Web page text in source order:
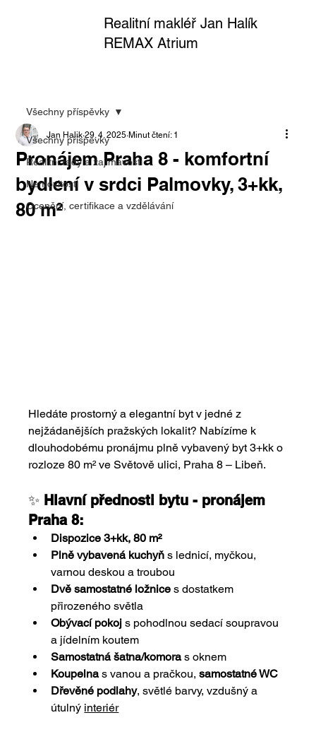
Realitní makléř Jan Halík
REMAX Atrium
Všechny příspěvky
Realitní rady a zajímavosti
Nemovitosti
Ocenění, certifikace a vzdělávání
Všechny příspěvky
Pronájem Praha 8 - komfortní
bydlení v srdci Palmovky, 3+kk,
80 m²
Jan Halik 29. 4. 2025 Minut čtení: 1
Hledáte prostorný a elegantní byt v jedné z
nejžádanějších pražských lokalit? Nabízíme k
dlouhodobému pronájmu plně vybavený byt 3+kk o
rozloze 80 m² ve Světově ulici, Praha 8 – Libeň. ​
✨ Hlavní přednosti bytu - pronájem
Praha 8:
Dispozice 3+kk, 80 m²
Plně vybavená kuchyň s lednicí, myčkou,
varnou deskou a troubou
Dvě samostatné ložnice s dostatkem
přirozeného světla
Obývací pokoj s pohodlnou sedací soupravou
a jídelním koutem
Samostatná šatna/komora s oknem
Koupelna s vanou a pračkou, samostatné WC
Dřevěné podlahy, světlé barvy, vzdušný a
útulný interiér